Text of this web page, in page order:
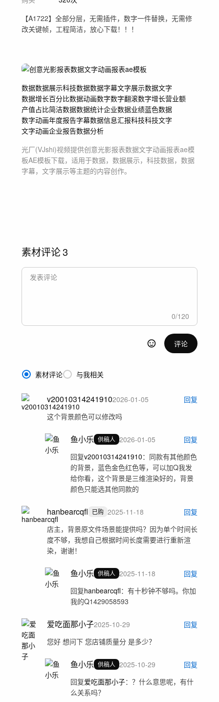
【A1722】全部分层，无需插件，数字一件替换，无需修
改关键帧，工程简洁，放心下载！！！
数据数据展示科技数据数据字幕文字展示数据文字
数据增长百分比数据动画数字数字翻滚数字增长营业额
产值占比简洁数据数据统计企业数据业绩蓝色数据
数字动画年度报告字幕数据信息汇报科技科技文字
文字动画企业报告数据分析
光厂(VJshi)视频提供创意光影报表数据文字动画报表ae模
板AE模板下载，适用于数据，数据展示，科技数据，数据
字幕，文字展示等主题的内容创作。
素材评论3
0/120
评论
素材评论 与我相关
v200103142419102026-01-05
回复
这个背景颜色可以修改吗
鱼小乐 供稿人 2026-01-05
回复
回复v20010314241910： 同款有其他颜色
的背景，蓝色金色红色等，可以加Q我发
给你看，这个背景是三维渲染好的，背景
颜色只能选其他同款的
hanbearcqfl 已购 2025-11-18
回复
店主，背景原文件场景能提供吗？因为单个时间长
度不够，我想自己根据时间长度需要进行重新渲
染，谢谢！
鱼小乐 供稿人 2025-11-18
回复
回复hanbearcqfl： 有十秒钟不够吗。你加
我的Q1429058593
爱吃面那小子2025-10-29
回复
您好 想问下 您店铺质量分 是多少？
鱼小乐 供稿人 2025-10-29
回复
回复爱吃面那小子： ？什么意思呢，有什
么关系吗？